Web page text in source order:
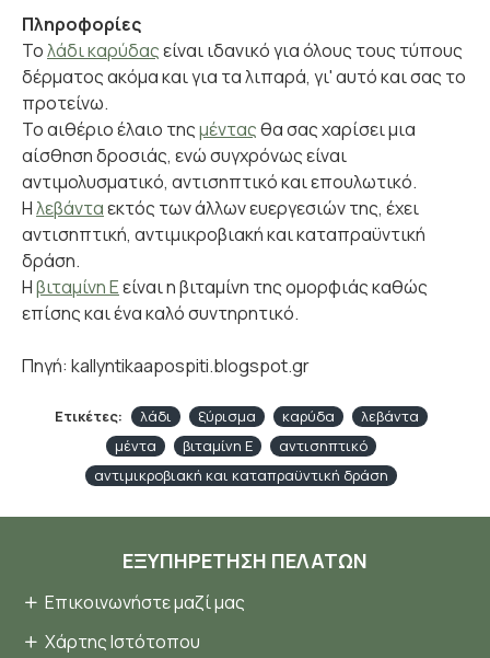
Πληροφορίες
Τολάδι καρύδαςείναι ιδανικό για όλους τους τύπους
δέρματος ακόμα και για τα λιπαρά, γι' αυτό και σας το
προτείνω.
Το αιθέριο έλαιο τηςμένταςθα σας χαρίσει μια
αίσθηση δροσιάς, ενώ συγχρόνως είναι
αντιμολυσματικό, αντισηπτικό και επουλωτικό.
Ηλεβάνταεκτός των άλλων ευεργεσιών της, έχει
αντισηπτική, αντιμικροβιακή και καταπραϋντική
δράση.
Ηβιταμίνη Εείναι η βιταμίνη της ομορφιάς καθώς
επίσης και ένα καλό συντηρητικό.
Πηγή: kallyntikaapospiti.blogspot.gr
Ετικέτες: λάδι ξύρισμα καρύδα
λεβάντα
μέντα
βιταμίνη Ε
αντισηπτικό
αντιμικροβιακή και καταπραϋντική δράση
ΕΞΥΠΗΡΈΤΗΣΗ ΠΕΛΑΤΏΝ
Επικοινωνήστε μαζί μας
Χάρτης Ιστότοπου